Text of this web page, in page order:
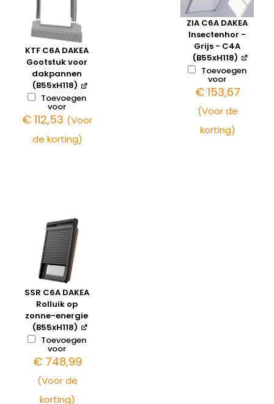
KTF C6A DAKEA
Gootstuk voor
dakpannen
(B55xH118)
Toevoegen
voor
€ 112,53 (Voor
de korting)
ZIA C6A DAKEA
Insectenhor -
Grijs - C4A
(B55xH118)
Toevoegen
voor
€ 153,67
(Voor de
korting)
SSR C6A DAKEA
Rolluik op
zonne-energie
(B55xH118)
Toevoegen
voor
€748,99
(Voor de
korting)